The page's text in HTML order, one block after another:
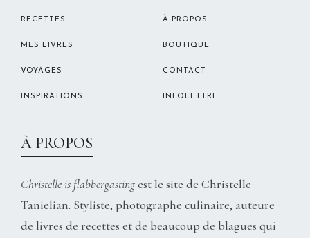
RECETTES
MES LIVRES
VOYAGES
INSPIRATIONS
À PROPOS
BOUTIQUE
CONTACT
INFOLETTRE
À PROPOS
Christelle is flabbergastingest le site de Christelle
Tanielian. Styliste, photographe culinaire, auteure
de livres de recettes et de beaucoup de blagues qui